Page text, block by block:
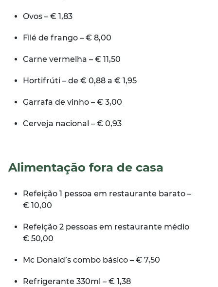
Ovos – € 1,83
Filé de frango – € 8,00
Carne vermelha – € 11,50
Hortifrúti – de € 0,88 a € 1,95
Garrafa de vinho – € 3,00
Cerveja nacional – € 0,93
Alimentação fora de casa
Refeição 1 pessoa em restaurante barato –
€ 10,00
Refeição 2 pessoas em restaurante médio
€ 50,00
Mc Donald’s combo básico – € 7,50
Refrigerante 330ml – € 1,38